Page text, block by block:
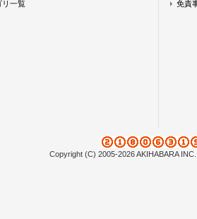
リ一覧 免責
Copyright (C) 2005-2026 AKIHABARA